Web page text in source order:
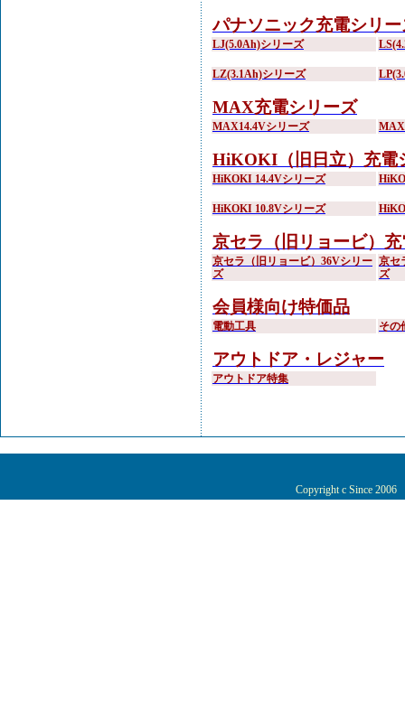
パナソニック充電シリー
LJ(5.0Ah)シリーズ
LZ(3.1Ah)シリーズ
MAX充電シリーズ
MAX14.4Vシリーズ
HiKOKI（旧日立）充電
HiKOKI 14.4Vシリーズ
HiKOKI 10.8Vシリーズ
京セラ（旧リョービ）
京セラ（旧リョービ）36Vシリー
ズ
京セ
ズ
会員様向け特価品
電動工具 その
アウトドア・レジャー
アウトドア特集
Copyright c Since